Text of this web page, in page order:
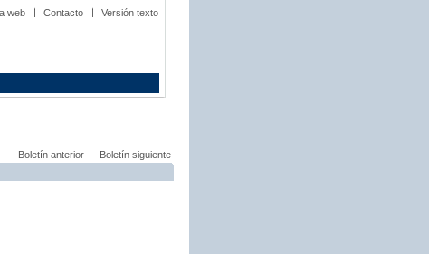
web Contacto Versión texto
Boletín anterior Boletín siguiente